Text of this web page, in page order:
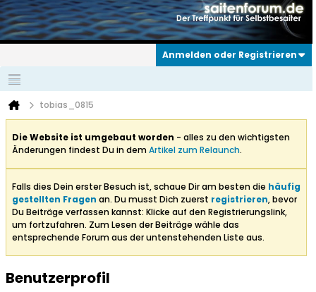
Anmelden oder Registrieren
tobias_0815
Die Website ist umgebaut worden - alles zu den wichtigsten
Änderungen findest Du in demArtikel zum Relaunch.
Falls dies Dein erster Besuch ist, schaue Dir am besten die häufig
gestellten Fragen an. Du musst Dich zuerst registrieren, bevor
Du Beiträge verfassen kannst: Klicke auf den Registrierungslink,
um fortzufahren. Zum Lesen der Beiträge wähle das
entsprechende Forum aus der untenstehenden Liste aus.
Benutzerprofil